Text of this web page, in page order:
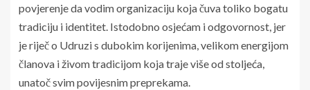
povjerenje da vodim organizaciju koja čuva toliko bogatu
tradiciju i identitet. Istodobno osjećam i odgovornost, jer
je riječ o Udruzi s dubokim korijenima, velikom energijom
članova i živom tradicijom koja traje više od stoljeća,
unatoč svim povijesnim preprekama.